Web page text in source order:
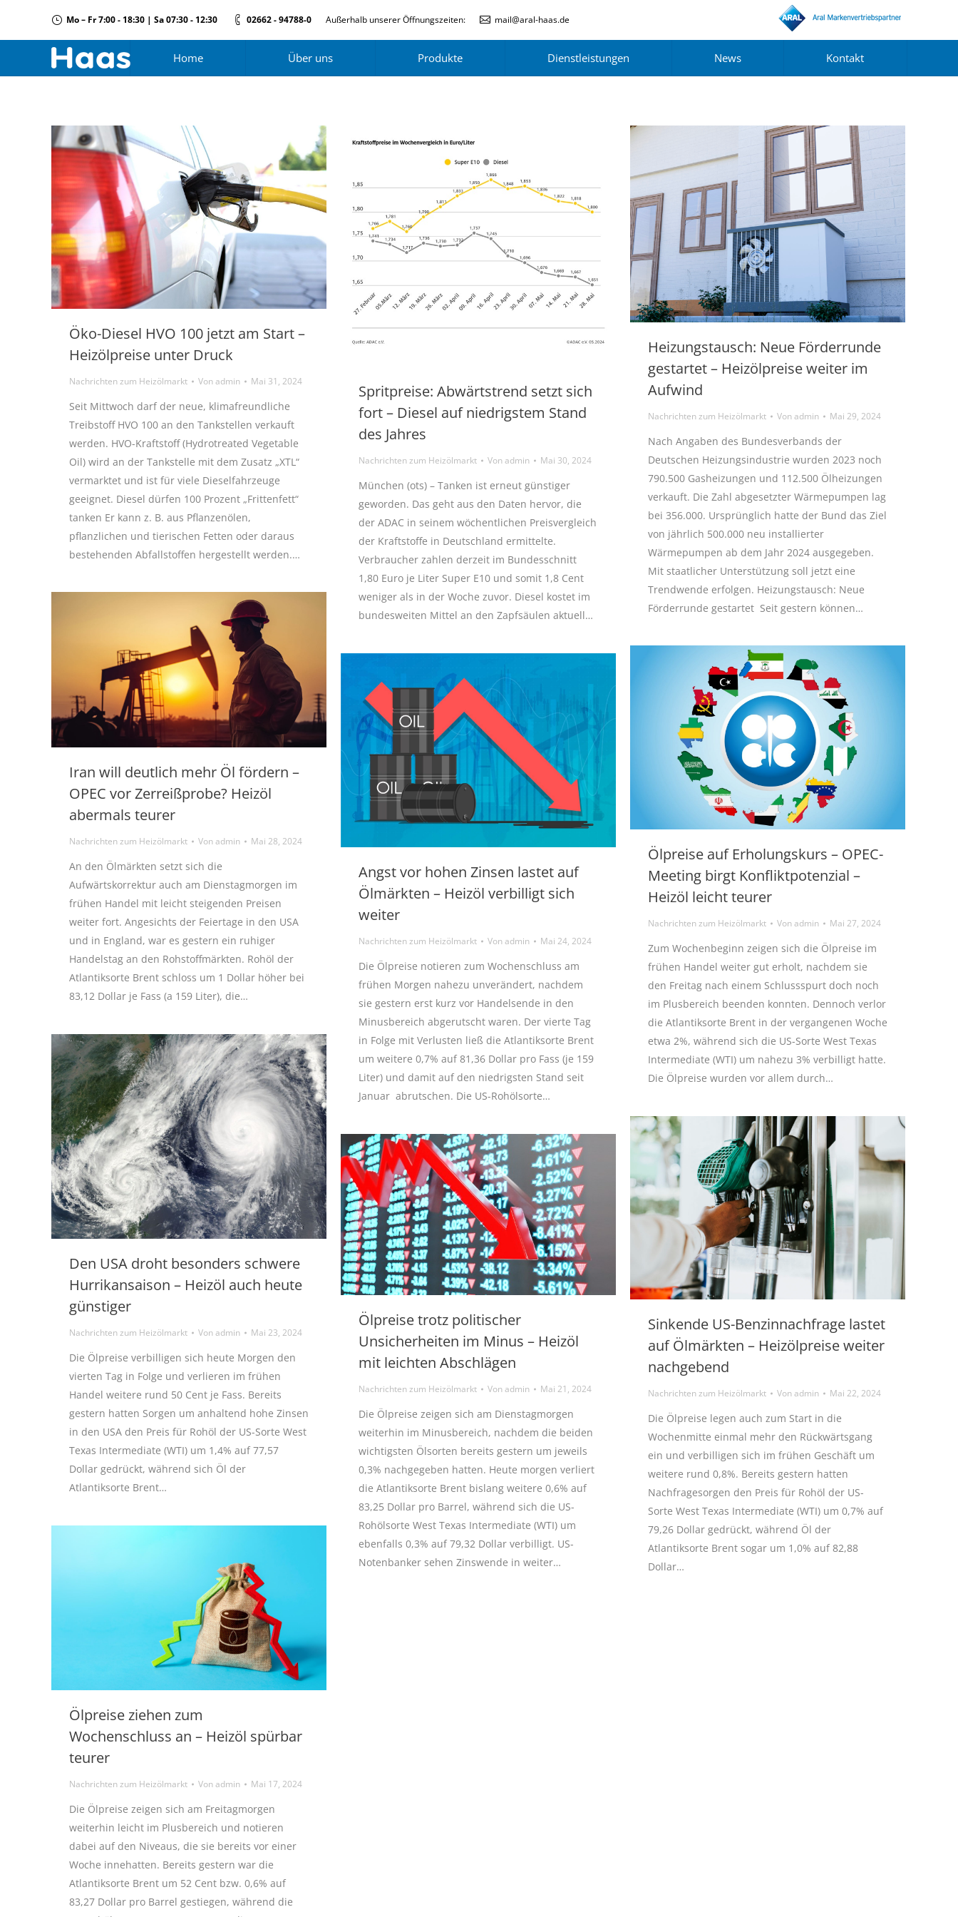
Mo – Fr 7:00 - 18:30 | Sa 07:30 - 12:30 02662 - 94788-0 Außerhalb unserer Öffnungszeiten: mail@aral-haas.de
Home Über uns Produkte Dienstleistungen News Kontakt
Öko-Diesel HVO 100 jetzt am Start –
Heizölpreise unter Druck
Nachrichten zum Heizölmarkt Vonadmin Mai 31, 2024
Seit Mittwoch darf der neue, klimafreundliche
Treibstoff HVO 100 an den Tankstellen verkauft
werden. HVO-Kraftstoff (Hydrotreated Vegetable
Oil) wird an der Tankstelle mit dem Zusatz „XTL“
vermarktet und ist für viele Dieselfahrzeuge
geeignet. Diesel dürfen 100 Prozent „Frittenfett“
tanken Er kann z. B. aus Pflanzenölen,
pflanzlichen und tierischen Fetten oder daraus
bestehenden Abfallstoffen hergestellt werden.…
Spritpreise: Abwärtstrend setzt sich
fort – Diesel auf niedrigstem Stand
des Jahres
Nachrichten zum Heizölmarkt Vonadmin Mai 30, 2024
München (ots) – Tanken ist erneut günstiger
geworden. Das geht aus den Daten hervor, die
der ADAC in seinem wöchentlichen Preisvergleich
der Kraftstoffe in Deutschland ermittelte.
Verbraucher zahlen derzeit im Bundesschnitt
1,80 Euro je Liter Super E10 und somit 1,8 Cent
weniger als in der Woche zuvor. Diesel kostet im
bundesweiten Mittel an den Zapfsäulen aktuell…
Heizungstausch: Neue Förderrunde
gestartet – Heizölpreise weiter im
Aufwind
Nachrichten zum Heizölmarkt Vonadmin Mai 29, 2024
Nach Angaben des Bundesverbands der
Deutschen Heizungsindustrie wurden 2023 noch
790.500 Gasheizungen und 112.500 Ölheizungen
verkauft. Die Zahl abgesetzter Wärmepumpen lag
bei 356.000. Ursprünglich hatte der Bund das Ziel
von jährlich 500.000 neu installierter
Wärmepumpen ab dem Jahr 2024 ausgegeben.
Mit staatlicher Unterstützung soll jetzt eine
Trendwende erfolgen. Heizungstausch: Neue
Förderrunde gestartet Seit gestern können…
Iran will deutlich mehr Öl fördern –
OPEC vor Zerreißprobe? Heizöl
abermals teurer
Nachrichten zum Heizölmarkt Vonadmin Mai 28, 2024
An den Ölmärkten setzt sich die
Aufwärtskorrektur auch am Dienstagmorgen im
frühen Handel mit leicht steigenden Preisen
weiter fort. Angesichts der Feiertage in den USA
und in England, war es gestern ein ruhiger
Handelstag an den Rohstoffmärkten. Rohöl der
Atlantiksorte Brent schloss um 1 Dollar höher bei
83,12 Dollar je Fass (a 159 Liter), die…
Ölpreise auf Erholungskurs – OPEC-
Meeting birgt Konfliktpotenzial –
Heizöl leicht teurer
Nachrichten zum Heizölmarkt Vonadmin Mai 27, 2024
Zum Wochenbeginn zeigen sich die Ölpreise im
frühen Handel weiter gut erholt, nachdem sie
den Freitag nach einem Schlussspurt doch noch
im Plusbereich beenden konnten. Dennoch verlor
die Atlantiksorte Brent in der vergangenen Woche
etwa 2%, während sich die US-Sorte West Texas
Intermediate (WTI) um nahezu 3% verbilligt hatte.
Die Ölpreise wurden vor allem durch…
Angst vor hohen Zinsen lastet auf
Ölmärkten – Heizöl verbilligt sich
weiter
Nachrichten zum Heizölmarkt Vonadmin Mai 24, 2024
Die Ölpreise notieren zum Wochenschluss am
frühen Morgen nahezu unverändert, nachdem
sie gestern erst kurz vor Handelsende in den
Minusbereich abgerutscht waren. Der vierte Tag
in Folge mit Verlusten ließ die Atlantiksorte Brent
um weitere 0,7% auf 81,36 Dollar pro Fass (je 159
Liter) und damit auf den niedrigsten Stand seit
Januar abrutschen. Die US-Rohölsorte…
Den USA droht besonders schwere
Hurrikansaison – Heizöl auch heute
günstiger
Nachrichten zum Heizölmarkt Vonadmin Mai 23, 2024
Die Ölpreise verbilligen sich heute Morgen den
vierten Tag in Folge und verlieren im frühen
Handel weitere rund 50 Cent je Fass. Bereits
gestern hatten Sorgen um anhaltend hohe Zinsen
in den USA den Preis für Rohöl der US-Sorte West
Texas Intermediate (WTI) um 1,4% auf 77,57
Dollar gedrückt, während sich Öl der
Atlantiksorte Brent…
Sinkende US-Benzinnachfrage lastet
auf Ölmärkten – Heizölpreise weiter
nachgebend
Nachrichten zum Heizölmarkt Vonadmin Mai 22, 2024
Die Ölpreise legen auch zum Start in die
Wochenmitte einmal mehr den Rückwärtsgang
ein und verbilligen sich im frühen Geschäft um
weitere rund 0,8%. Bereits gestern hatten
Nachfragesorgen den Preis für Rohöl der US-
Sorte West Texas Intermediate (WTI) um 0,7% auf
79,26 Dollar gedrückt, während Öl der
Atlantiksorte Brent sogar um 1,0% auf 82,88
Dollar…
Ölpreise trotz politischer
Unsicherheiten im Minus – Heizöl
mit leichten Abschlägen
Nachrichten zum Heizölmarkt Vonadmin Mai 21, 2024
Die Ölpreise zeigen sich am Dienstagmorgen
weiterhin im Minusbereich, nachdem die beiden
wichtigsten Ölsorten bereits gestern um jeweils
0,3% nachgegeben hatten. Heute morgen verliert
die Atlantiksorte Brent bislang weitere 0,6% auf
83,25 Dollar pro Barrel, während sich die US-
Rohölsorte West Texas Intermediate (WTI) um
ebenfalls 0,3% auf 79,32 Dollar verbilligt. US-
Notenbanker sehen Zinswende in weiter…
Ölpreise ziehen zum
Wochenschluss an – Heizöl spürbar
teurer
Nachrichten zum Heizölmarkt Vonadmin Mai 17, 2024
Die Ölpreise zeigen sich am Freitagmorgen
weiterhin leicht im Plusbereich und notieren
dabei auf den Niveaus, die sie bereits vor einer
Woche innehatten. Bereits gestern war die
Atlantiksorte Brent um 52 Cent bzw. 0,6% auf
83,27 Dollar pro Barrel gestiegen, während die